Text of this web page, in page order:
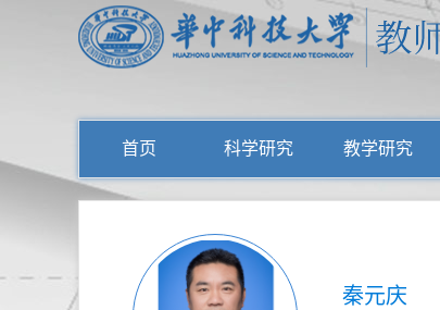
首页 科学研究 教学研究
秦元庆